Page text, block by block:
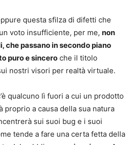
questa sfilza di difetti che
voto insufficiente, per me, non
che passano in secondo piano
puro e sincero che il titolo
nostri visori per realtà virtuale.
qualcuno lì fuori a cui un prodotto
proprio a causa della sua natura
sui suoi bug e i suoi
tende a fare una certa fetta della